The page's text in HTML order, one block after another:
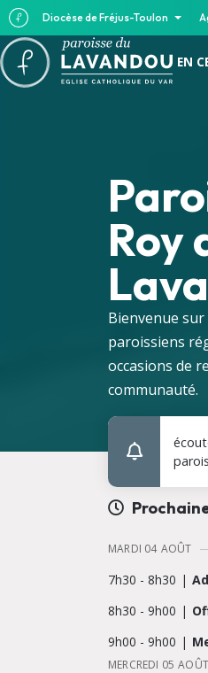
Diocèse de Fréjus-Toulon
EN
Roy
Bienvenue sur
paroissiens
occasions de
communauté.
MARDI 04 AOÛT
7h30 - 8h30
8h30 - 9h00
9h00 - 9h00
MERCREDI 05 AOÛT